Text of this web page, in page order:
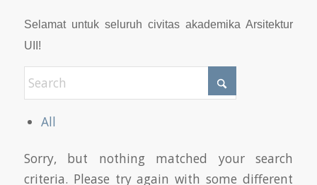
Selamat untuk seluruh civitas akademika Arsitektur
UII!
All
Sorry, but nothing matched your search
criteria. Please try again with some different